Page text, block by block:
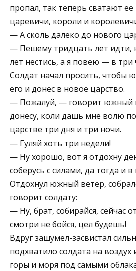
пропал, так теперь сватают
царевичи, короли и
— А сколь далеко до нового
— Пешему тридцать лет идти,
лет нестись, а я повею — в три
Солдат начал просить, чтобы
его и донес в новое царство.
— Пожалуй, — говорит южный
донесу, коли дашь мне волю
царстве три дня и три ночи.
— Гуляй хоть три недели!
— Ну хорошо, вот я отдохну
соберусь с силами, да тогда и в
Отдохнул южный ветер,
говорит солдату:
— Ну, брат, собирайся, сейчас
смотри не бойся, цел будешь!
Вдруг зашумел-засвистал
подхватило солдата на воздух
горы и моря под самыми